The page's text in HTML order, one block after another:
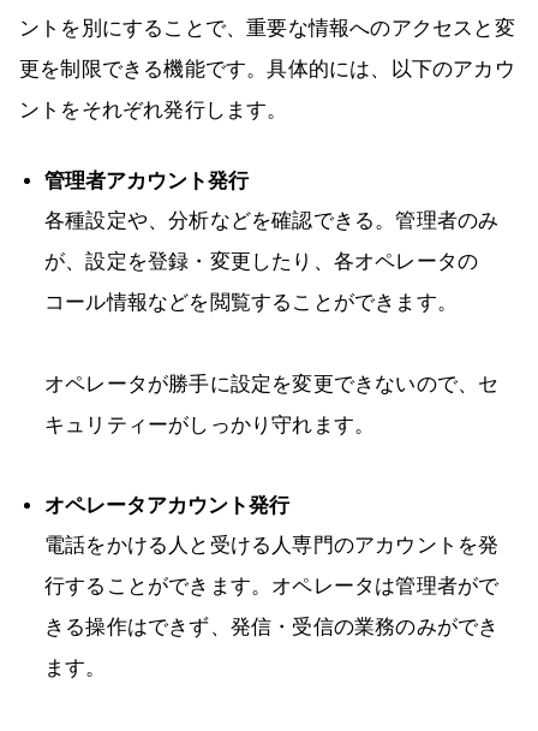
ントを別にすることで、重要な情報へのアクセスと変
更を制限できる機能です。具体的には、以下のアカウ
ントをそれぞれ発行します。
管理者アカウント発行
各種設定や、分析などを確認できる。管理者のみ
が、設定を登録・変更したり、各オペレータの
コール情報などを閲覧することができます。
オペレータが勝手に設定を変更できないので、セ
キュリティーがしっかり守れます。
オペレータアカウント発行
電話をかける人と受ける人専門のアカウントを発
行することができます。オペレータは管理者がで
きる操作はできず、発信・受信の業務のみができ
ます。